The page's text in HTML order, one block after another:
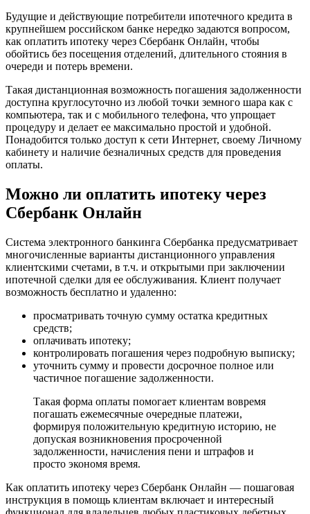
Будущие и действующие потребители ипотечного кредита в
крупнейшем российском банке нередко задаются вопросом,
как оплатить ипотеку через Сбербанк Онлайн, чтобы
обойтись без посещения отделений, длительного стояния в
очереди и потерь времени.
Такая дистанционная возможность погашения задолженности
доступна круглосуточно из любой точки земного шара как с
компьютера, так и с мобильного телефона, что упрощает
процедуру и делает ее максимально простой и удобной.
Понадобится только доступ к сети Интернет, своему Личному
кабинету и наличие безналичных средств для проведения
оплаты.
Можно ли оплатить ипотеку через
Сбербанк Онлайн
Система электронного банкинга Сбербанка предусматривает
многочисленные варианты дистанционного управления
клиентскими счетами, в т.ч. и открытыми при заключении
ипотечной сделки для ее обслуживания. Клиент получает
возможность бесплатно и удаленно:
просматривать точную сумму остатка кредитных
средств;
оплачивать ипотеку;
контролировать погашения через подробную выписку;
уточнить сумму и провести досрочное полное или
частичное погашение задолженности.
Такая форма оплаты помогает клиентам вовремя
погашать ежемесячные очередные платежи,
формируя положительную кредитную историю, не
допуская возникновения просроченной
задолженности, начисления пени и штрафов и
просто экономя время.
Как оплатить ипотеку через Сбербанк Онлайн — пошаговая
инструкция в помощь клиентам включает и интересный